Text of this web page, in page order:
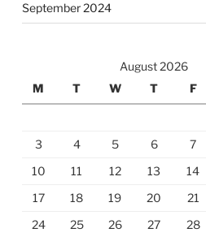
September 2024
August 2026
M
T W T F
3
4 5 6 7
10
11 12 13 14
17
18 19 20 21
24
25 26 27 28